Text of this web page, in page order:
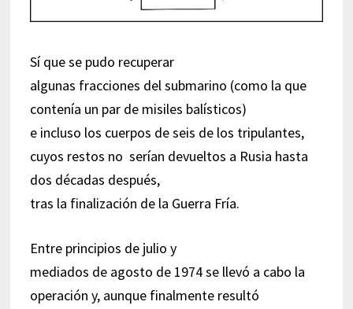
Sí que se pudo recuperar
algunas fracciones del submarino (como la que
contenía un par de misiles balísticos)
e incluso los cuerpos de seis de los tripulantes,
cuyos restos no serían devueltos a Rusia hasta
dos décadas después,
tras la finalización de la Guerra Fría.
Entre principios de julio y
mediados de agosto de 1974 se llevó a cabo la
operación y, aunque finalmente resultó